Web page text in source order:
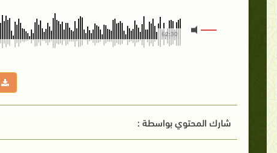
62:30
شارك المحتوي بواسطة :